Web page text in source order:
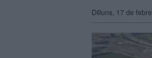
Dilluns, 17 de